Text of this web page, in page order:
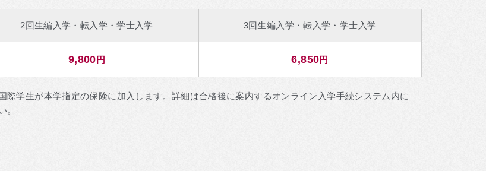
2回生編入学・転入学・学士入学 3回生編入学・転入学・学士入学
9,800 円 6,850円
学生が本学指定の保険に加入します。詳細は合格後に案内するオンライン入学手続システム内に
。